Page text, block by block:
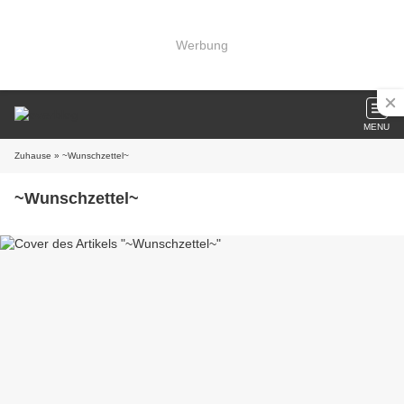
Werbung
MENU
Zuhause » ~Wunschzettel~
~Wunschzettel~